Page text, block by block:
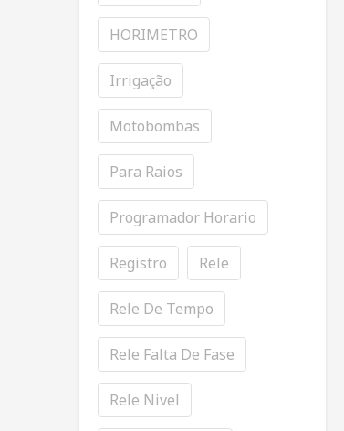
HORIMETRO
Irrigação
Motobombas
Para Raios
Programador Horario
Registro Rele
Rele De Tempo
Rele Falta De Fase
Rele Nivel